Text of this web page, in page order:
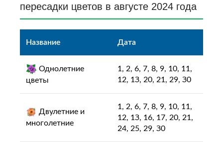
пересадки цветов в августе 2024 года
Название Дата
Однолетние
цветы
1, 2, 6, 7, 8, 9, 10, 11,
12, 1З, 20, 21, 29, З0
Двулетние и
многолетние
1, 2, 6, 7, 8, 9, 10, 11,
12, 1З, 16, 17, 20, 21,
24, 25, 29, З0